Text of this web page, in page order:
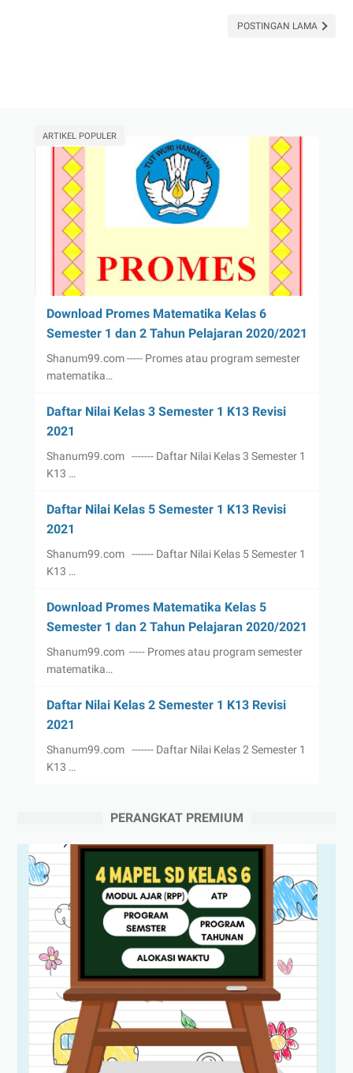
POSTINGAN LAMA
ARTIKEL POPULER
Download Promes Matematika Kelas 6
Semester 1 dan 2 Tahun Pelajaran 2020/2021
Shanum99.com ----- Promes atau program semester
matematika…
Daftar Nilai Kelas 3 Semester 1 K13 Revisi
2021
Shanum99.com ------- Daftar Nilai Kelas 3 Semester 1
K13 …
Daftar Nilai Kelas 5 Semester 1 K13 Revisi
2021
Shanum99.com ------- Daftar Nilai Kelas 5 Semester 1
K13 …
Download Promes Matematika Kelas 5
Semester 1 dan 2 Tahun Pelajaran 2020/2021
Shanum99.com ----- Promes atau program semester
matematika…
Daftar Nilai Kelas 2 Semester 1 K13 Revisi
2021
Shanum99.com ------- Daftar Nilai Kelas 2 Semester 1
K13 …
PERANGKAT PREMIUM